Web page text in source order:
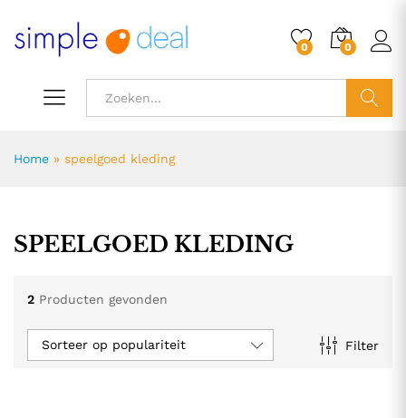
0 0
Home » speelgoed kleding
SPEELGOED KLEDING
2 Producten gevonden
Filter
Sorteer op populariteit